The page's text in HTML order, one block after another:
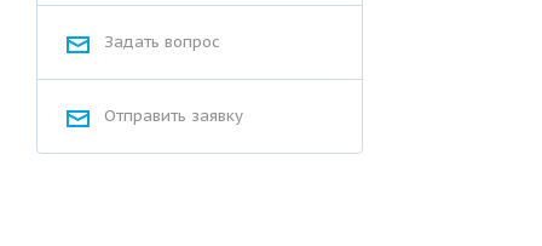
Задать вопрос
Отправить заявку